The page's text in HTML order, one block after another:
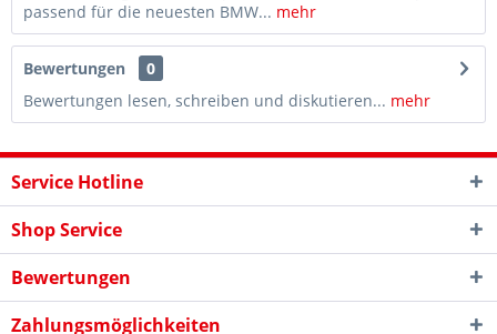
passend für die neuesten BMW... mehr
Bewertungen
0
Bewertungen lesen, schreiben und diskutieren... mehr
Service Hotline
Shop Service
Bewertungen
Zahlungsmöglichkeiten